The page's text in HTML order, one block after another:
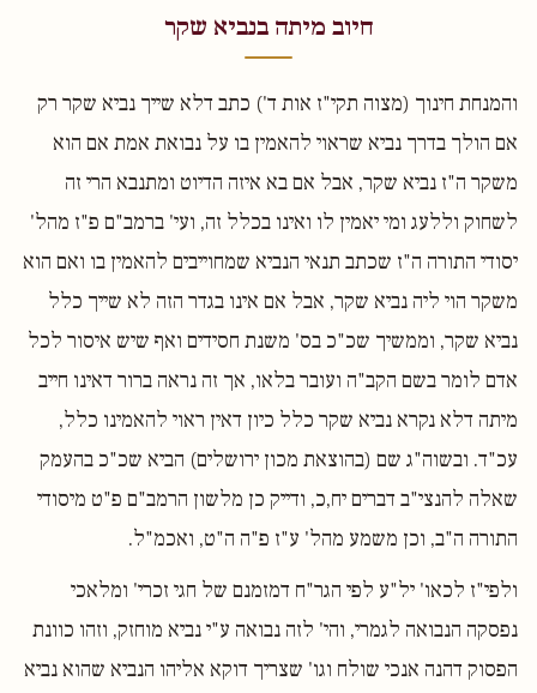
חיוב מיתה בנביא שקר
והמנחת חינוך (מצוה תקי"ז אות ד') כתב דלא שייך נביא שקר רק
אם הולך בדרך נביא שראוי להאמין בו על נבואת אמת אם הוא
משקר ה"ז נביא שקר, אבל אם בא איזה הדיוט ומתנבא הרי זה
לשחוק וללעג ומי יאמין לו ואינו בכלל זה, ועי' ברמב"ם פ"ז מהל'
יסודי התורה ה"ז שכתב תנאי הנביא שמחוייבים להאמין בו ואם הוא
משקר הוי ליה נביא שקר, אבל אם אינו בגדר הזה לא שייך כלל
נביא שקר, וממשיך שכ"כ בס' משנת חסידים ואף שיש איסור לכל
אדם לומר בשם הקב"ה ועובר בלאו, אך זה נראה ברור דאינו חייב
מיתה דלא נקרא נביא שקר כלל כיון דאין ראוי להאמינו כלל,
עכ"ד. ובשוה"ג שם (בהוצאת מכון ירושלים) הביא שכ"כ בהעמק
שאלה להנצי"ב דברים יח,כ, ודייק כן מלשון הרמב"ם פ"ט מיסודי
התורה ה"ב, וכן משמע מהל' ע"ז פ"ה ה"ט, ואכמ"ל.
ולפי"ז לכאו' יל"ע לפי הגר"ח דמזמנם של חגי זכרי' ומלאכי
נפסקה הנבואה לגמרי, והי' לזה נבואה ע"י נביא מוחזק, וזהו כוונת
הפסוק דהנה אנכי שולח וגו' שצריך דוקא אליהו הנביא שהוא נביא